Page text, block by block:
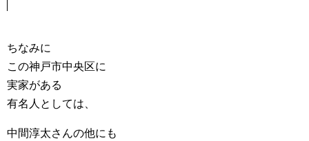
ちなみに
この神戸市中央区に
実家がある
有名人としては、
中間淳太さんの他にも